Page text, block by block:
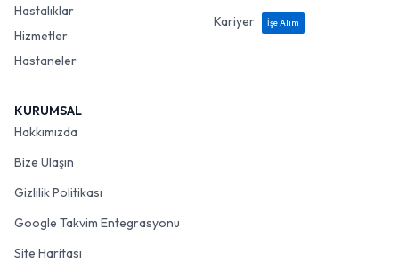
Hastalıklar
Hizmetler
Hastaneler
Kariyer
İşe Alım
KURUMSAL
Hakkımızda
Bize Ulaşın
Gizlilik Politikası
Google Takvim Entegrasyonu
Site Haritası